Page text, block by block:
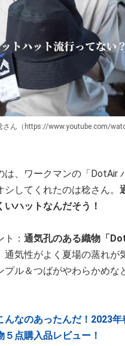
さん（https://www.youtube.com/
は、ワークマンの「DotAir
シしてくれたのは稔さん。
ハットなんだそう！
ト： 通気孔のある織物「
通気性がよく夏場の蒸れが
プル＆つばがやわらかめな
んなのあったんだ！2023
５点購入品レビュー！